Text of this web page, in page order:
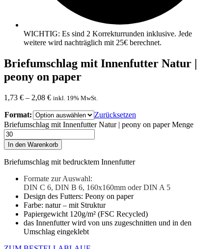
WICHTIG: Es sind 2 Korrekturrunden inklusive. Jede
weitere wird nachträglich mit 25€ berechnet.
Briefumschlag mit Innenfutter Natur |
peony on paper
1,73 € – 2,08 € inkl. 19% MwSt.
Format:
Zurücksetzen
Briefumschlag mit Innenfutter Natur | peony on paper Menge
In den Warenkorb
Briefumschlag mit bedrucktem Innenfutter
Formate zur Auswahl:
DIN C 6, DIN B 6, 160x160mm oder DIN A 5
Design des Futters: Peony on paper
Farbe: natur – mit Struktur
Papiergewicht 120g/m² (FSC Recycled)
das Innenfutter wird von uns zugeschnitten und in den
Umschlag eingeklebt